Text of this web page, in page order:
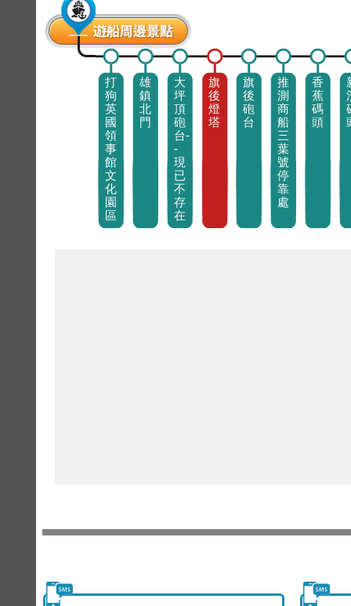
打
狗
英
國
領
事
館
文
化
園
區
雄
鎮
北
門
大
坪
頂
砲
台-
-
現
已
不
存
在
旗
後
燈
塔
旗
後
砲
台
推
測
商
船
三
葉
號
停
靠
處
香
蕉
碼
頭